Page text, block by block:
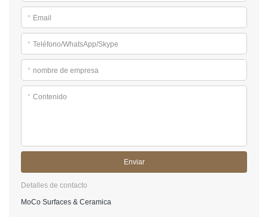
* Email
* Teléfono/WhatsApp/Skype
* nombre de empresa
* Contenido
Enviar
Detalles de contacto
MoCo Surfaces & Ceramica